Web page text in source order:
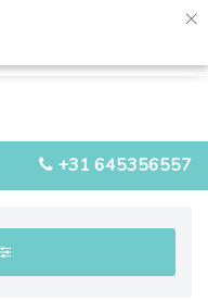
×
+31 645356557